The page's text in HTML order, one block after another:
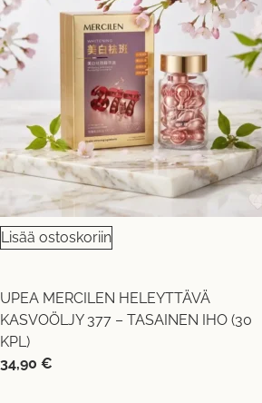
Lisää ostoskoriin
UPEA MERCILEN HELEYTTÄVÄ
KASVOÖLJY 377 – TASAINEN IHO (30
KPL)
34,90 €